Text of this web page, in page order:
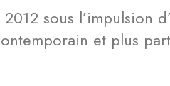
sous l’impulsion
et plus